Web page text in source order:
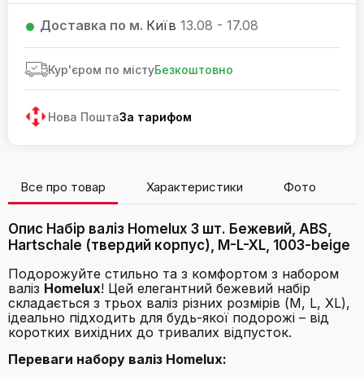
Доставка по м. Київ 13.08 - 17.08
Кур'єром по містуБезкоштовно
Нова ПоштаЗа тарифом
Все про товар Характеристики Фото
Опис Набір валіз Homelux 3 шт. Бежевий, ABS,
Hartschale (твердий корпус), M-L-XL, 1003-beige
Подорожуйте стильно та з комфортом з набором
валіз Homelux! Цей елегантний бежевий набір
складається з трьох валіз різних розмірів (M, L, XL),
ідеально підходить для будь-якої подорожі – від
коротких вихідних до тривалих відпусток.
Переваги набору валіз Homelux: